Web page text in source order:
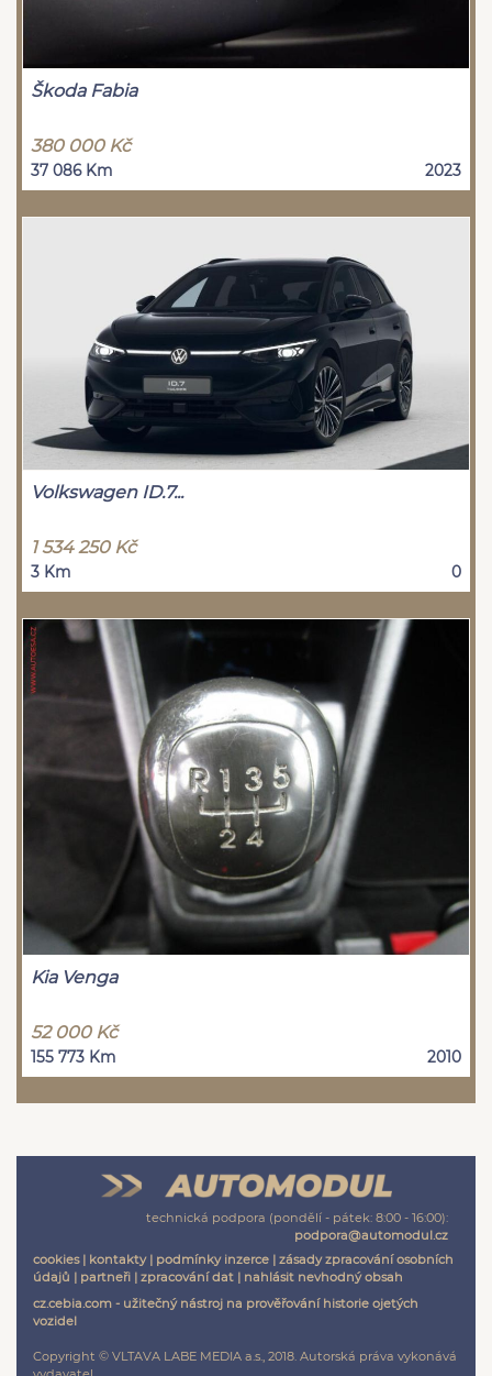
Škoda Fabia
380 000 Kč
37 086 Km 2023
Volkswagen ID.7...
1 534 250 Kč
3 Km 0
Kia Venga
52 000 Kč
155 773 Km 2010
technická podpora (pondělí - pátek: 8:00 - 16:00):
podpora@automodul.cz
cookies| kontakty| podmínky inzerce | zásady zpracování osobních
údajů | partneři | zpracování dat | nahlásit nevhodný obsah
cz.cebia.com - užitečný nástroj na prověřování historie ojetých
vozidel
Copyright © VLTAVA LABE MEDIA a.s., 2018. Autorská práva vykonává